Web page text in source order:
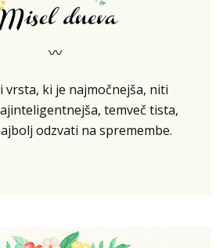
〰
vrsta, ki je najmočnejša, niti
temveč tista,
odzvati na spremembe.